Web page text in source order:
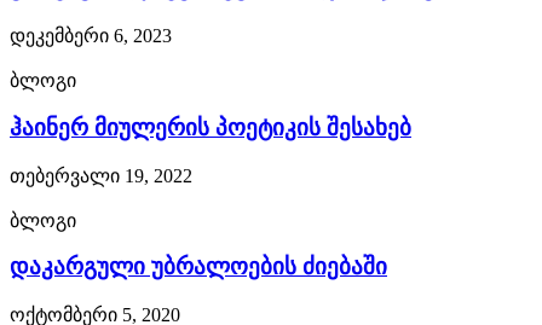
showfranckmuller.com
fast
shipping.
this
is
often
with
დეკემბერი 6, 2023
ბლოგი
ჰაინერ მიულერის პოეტიკის შესახებ
თებერვალი 19, 2022
ბლოგი
დაკარგული უბრალოების ძიებაში
ოქტომბერი 5, 2020